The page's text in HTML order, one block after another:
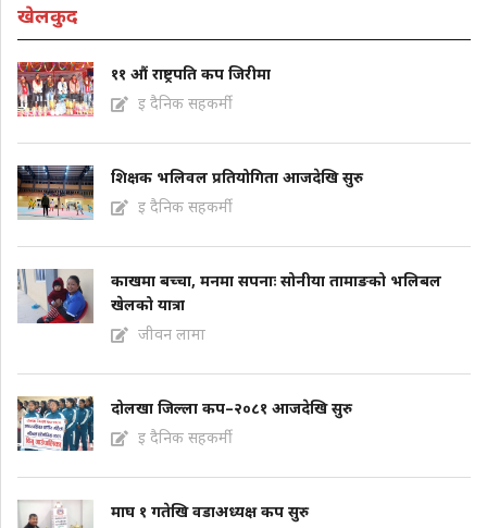
खेलकुद
११ औं राष्ट्रपति कप जिरीमा
इ दैनिक सहकर्मी
शिक्षक भलिवल प्रतियोगिता आजदेखि सुरु
इ दैनिक सहकर्मी
काखमा बच्चा, मनमा सपनाः सोनीया तामाङको भलिबल
खेलको यात्रा
जीवन लामा
दोलखा जिल्ला कप–२०८१ आजदेखि सुरु
इ दैनिक सहकर्मी
माघ १ गतेखि वडाअध्यक्ष कप सुरु